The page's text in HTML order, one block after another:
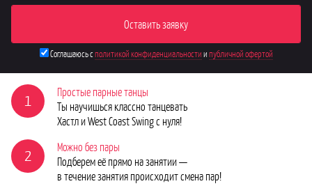
Соглашаюсь сполитикой конфиденциальностиипубличной офертой
1
Простые парные танцы
Ты научишься классно танцевать
Хастл и West Coast Swing с нуля!
2
Можно без пары
Подберем её прямо на занятии —
в течение занятия происходит смена пар!